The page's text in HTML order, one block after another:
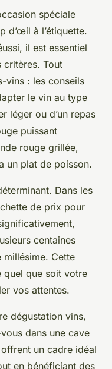
spéciale
d’œil à l’étiquette.
il est essentiel
critères. Tout
vins : les conseils
le vin au type
léger ou d’un repas
puissant
rouge grillée,
un plat de poisson.
Dans les
de prix pour
centaines
millésime. Cette
quel que soit votre
vos attentes.
dégustation vins,
dans une cave
un cadre idéal
en bénéficiant des